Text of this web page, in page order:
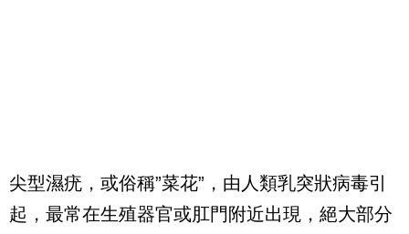
尖型濕疣，或俗稱”菜花”，由人類乳突狀病毒引
起，最常在生殖器官或肛門附近出現，絕大部分